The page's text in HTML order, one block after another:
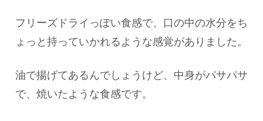
フリーズドライっぽい食感で、口の中の水分をち
ょっと持っていかれるような感覚がありました。
油で揚げてあるんでしょうけど、中身がパサパサ
で、焼いたような食感です。